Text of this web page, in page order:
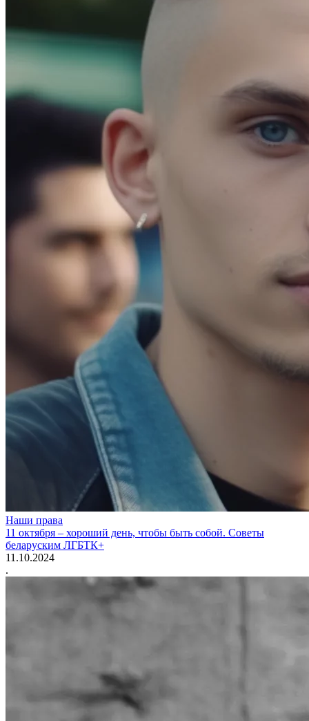
Наши права
11 октября – хороший день, чтобы быть собой. Советы
беларуским ЛГБТК+
11.10.2024
.